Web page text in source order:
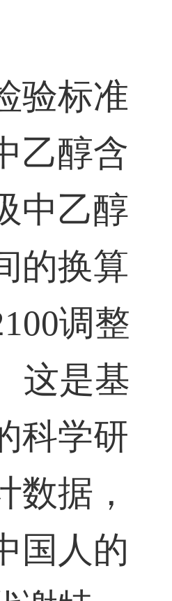
标准
乙醇含
中乙醇
的换算
调整
这是基
科学研
数据，
国人的